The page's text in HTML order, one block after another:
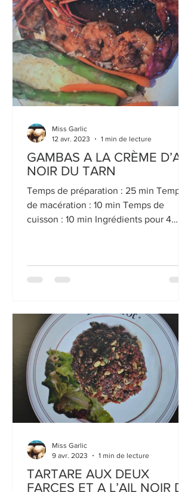
GAMBAS A LA CRÈME D’AIL
NOIR DU TARN
Temps de préparation : 25 min Temps
de macération : 10 min Temps de
cuisson : 10 min Ingrédients pour 4
Miss Garlic
12 avr. 2023
1 min de lecture
TARTARE AUX DEUX
FARCES ET A L’AIL NOIR DU
Miss Garlic
9 avr. 2023
1 min de lecture